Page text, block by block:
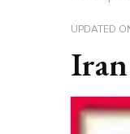
UPDATED